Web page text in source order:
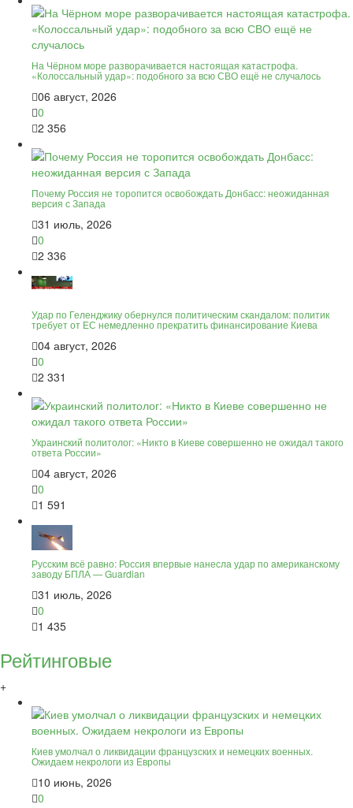
На Чёрном море разворачивается настоящая катастрофа.
«Колоссальный удар»: подобного за всю СВО ещё не случалось
06 август, 2026
0
2 356
Почему Россия не торопится освобождать Донбасс: неожиданная
версия с Запада
31 июль, 2026
0
2 336
Удар по Геленджику обернулся политическим скандалом: политик
требует от ЕС немедленно прекратить финансирование Киева
04 август, 2026
0
2 331
Украинский политолог: «Никто в Киеве совершенно не ожидал такого
ответа России»
04 август, 2026
0
1 591
Русским всё равно: Россия впервые нанесла удар по американскому
заводу БПЛА — Guardian
31 июль, 2026
0
1 435
Рейтинговые
+
Киев умолчал о ликвидации французских и немецких военных.
Ожидаем некрологи из Европы
10 июнь, 2026
0